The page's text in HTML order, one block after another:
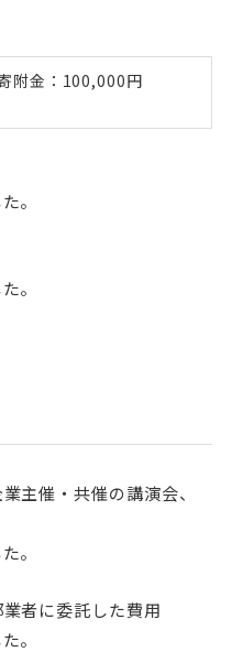
附金：100,000円
。
。
主催・共催の講演会、
。
者に委託した費用
。